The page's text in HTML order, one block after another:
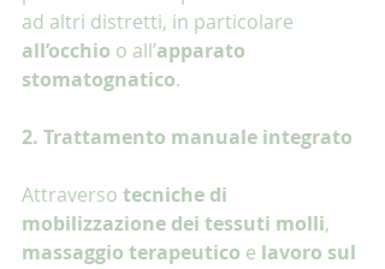
ad altri distretti, in particolare
all’occhio o all’apparato
stomatognatico.
2. Trattamento manuale integrato
Attraverso tecniche di
mobilizzazione dei tessuti molli,
massaggio terapeutico e lavoro sul